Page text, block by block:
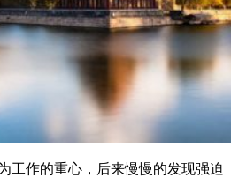
工作的重心，后来慢慢的发现强迫